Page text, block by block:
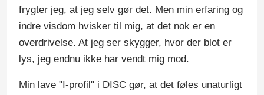
frygter jeg, at jeg selv gør det. Men min erfaring og
indre visdom hvisker til mig, at det nok er en
overdrivelse. At jeg ser skygger, hvor der blot er
lys, jeg endnu ikke har vendt mig mod.
Min lave "I-profil" i DISC gør, at det føles unaturligt